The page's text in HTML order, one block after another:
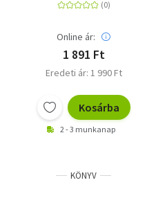
Online ár:
1 891 Ft
Eredeti ár: 1 990 Ft
Kosárba
2 - 3 munkanap
KÖNYV